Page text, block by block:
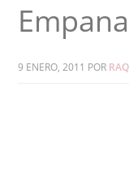
9 ENERO, 2011 POR